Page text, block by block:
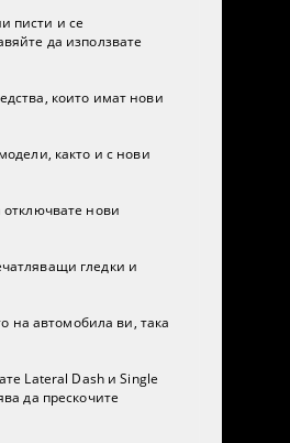
писти и се
да използвате
които имат нови
както и с нови
нови
гледки и
на автомобила ви, така
Lateral Dash и Single
да прескочите